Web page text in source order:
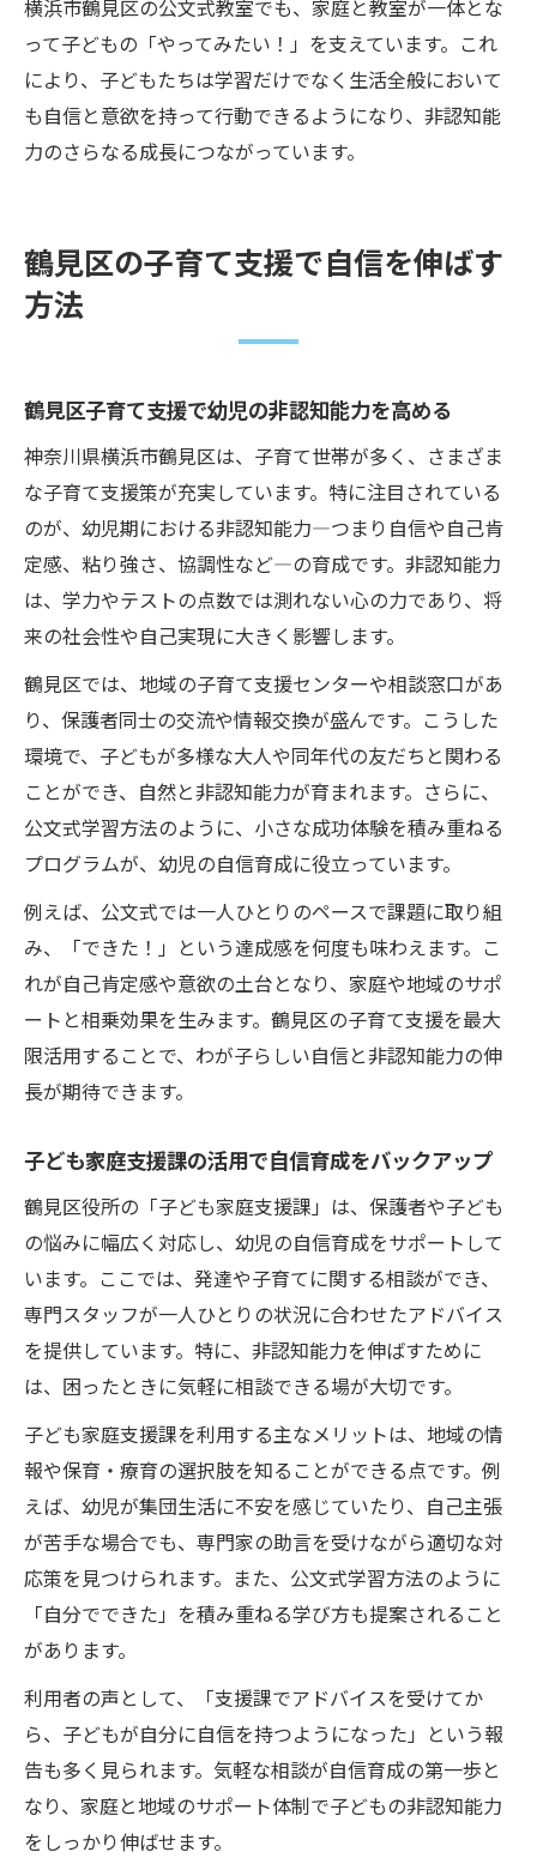
横浜市鶴見区の公文式教室でも、家庭と教室が一体とな
って子どもの「やってみたい！」を支えています。これ
により、子どもたちは学習だけでなく生活全般において
も自信と意欲を持って行動できるようになり、非認知能
力のさらなる成長につながっています。
鶴見区の子育て支援で自信を伸ばす
方法
鶴見区子育て支援で幼児の非認知能力を高める
神奈川県横浜市鶴見区は、子育て世帯が多く、さまざま
な子育て支援策が充実しています。特に注目されている
のが、幼児期における非認知能力—つまり自信や自己肯
定感、粘り強さ、協調性など—の育成です。非認知能力
は、学力やテストの点数では測れない心の力であり、将
来の社会性や自己実現に大きく影響します。
鶴見区では、地域の子育て支援センターや相談窓口があ
り、保護者同士の交流や情報交換が盛んです。こうした
環境で、子どもが多様な大人や同年代の友だちと関わる
ことができ、自然と非認知能力が育まれます。さらに、
公文式学習方法のように、小さな成功体験を積み重ねる
プログラムが、幼児の自信育成に役立っています。
例えば、公文式では一人ひとりのペースで課題に取り組
み、「できた！」という達成感を何度も味わえます。こ
れが自己肯定感や意欲の土台となり、家庭や地域のサポ
ートと相乗効果を生みます。鶴見区の子育て支援を最大
限活用することで、わが子らしい自信と非認知能力の伸
長が期待できます。
子ども家庭支援課の活用で自信育成をバックアップ
鶴見区役所の「子ども家庭支援課」は、保護者や子ども
の悩みに幅広く対応し、幼児の自信育成をサポートして
います。ここでは、発達や子育てに関する相談ができ、
専門スタッフが一人ひとりの状況に合わせたアドバイス
を提供しています。特に、非認知能力を伸ばすために
は、困ったときに気軽に相談できる場が大切です。
子ども家庭支援課を利用する主なメリットは、地域の情
報や保育・療育の選択肢を知ることができる点です。例
えば、幼児が集団生活に不安を感じていたり、自己主張
が苦手な場合でも、専門家の助言を受けながら適切な対
応策を見つけられます。また、公文式学習方法のように
「自分でできた」を積み重ねる学び方も提案されること
があります。
利用者の声として、「支援課でアドバイスを受けてか
ら、子どもが自分に自信を持つようになった」という報
告も多く見られます。気軽な相談が自信育成の第一歩と
なり、家庭と地域のサポート体制で子どもの非認知能力
をしっかり伸ばせます。